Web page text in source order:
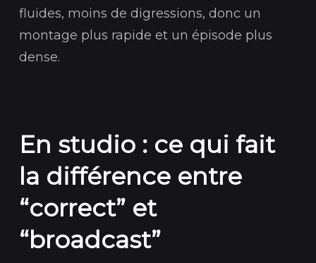
fluides, moins de digressions, donc un
montage plus rapide et un épisode plus
dense.
En studio : ce qui fait
la différence entre
“correct” et
“broadcast”